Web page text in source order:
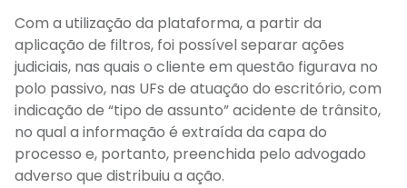
Com a utilização da plataforma, a partir da
aplicação de filtros, foi possível separar ações
judiciais, nas quais o cliente em questão figurava no
polo passivo, nas UFs de atuação do escritório, com
indicação de “tipo de assunto” acidente de trânsito,
no qual a informação é extraída da capa do
processo e, portanto, preenchida pelo advogado
adverso que distribuiu a ação.